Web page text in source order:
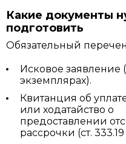
Какие документы
подготовить
Обязательный
Исковое заявление
экземплярах).
Квитанция об
или ходатайство о
предоставлении
рассрочки (ст.